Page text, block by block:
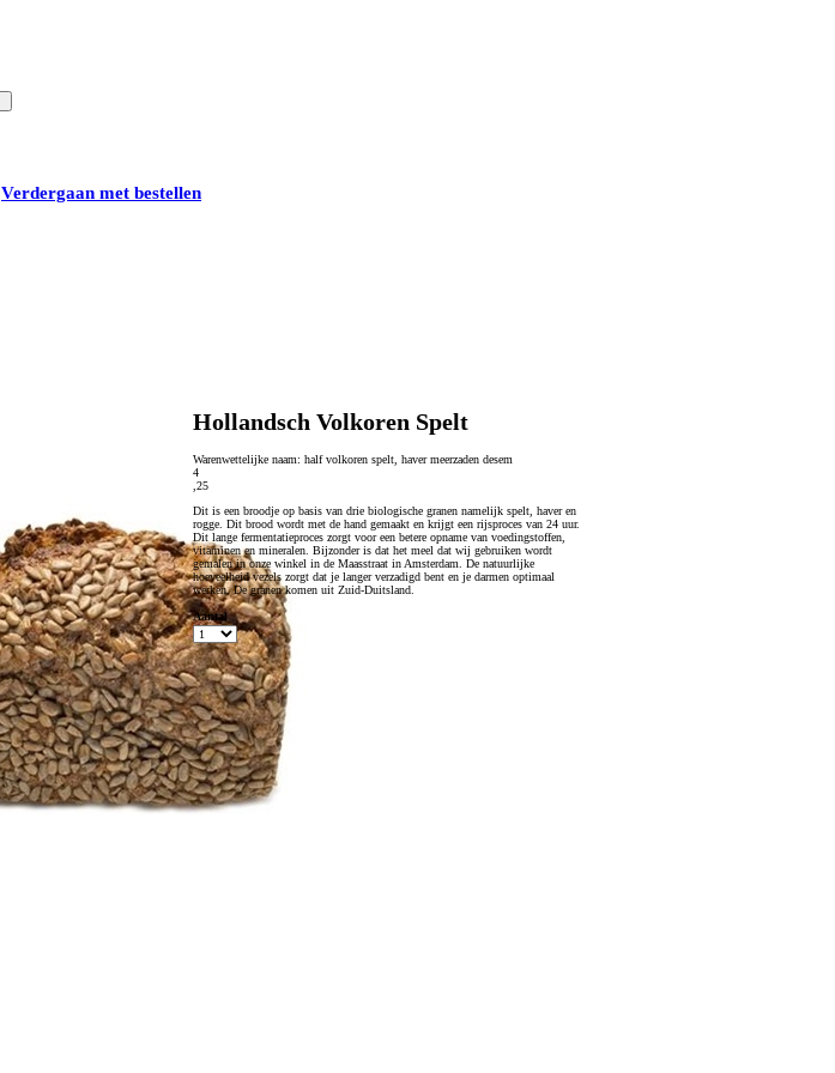
Verdergaan met bestellen
Hollandsch Volkoren Spelt
Warenwettelijke naam:half volkoren spelt, haver meerzaden desem
4
,25
Dit is een broodje op basis van drie biologische granen namelijk spelt, haver en
rogge. Dit brood wordt met de hand gemaakt en krijgt een rijsproces van 24 uur.
Dit lange fermentatieproces zorgt voor een betere opname van voedingstoffen,
vitaminen en mineralen. Bijzonder is dat het meel dat wij gebruiken wordt
gemalen in onze winkel in de Maasstraat in Amsterdam. De natuurlijke
hoeveelheid vezels zorgt dat je langer verzadigd bent en je darmen optimaal
werken. De granen komen uit Zuid-Duitsland.
Aantal